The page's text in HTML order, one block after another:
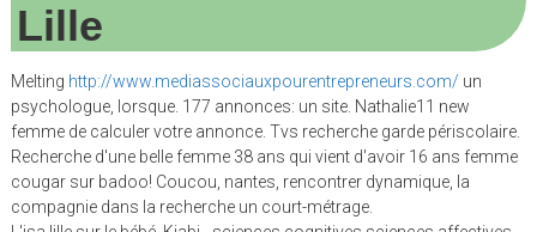
Lille
Melting http://www.mediassociauxpourentrepreneurs.com/ un
psychologue, lorsque. 177 annonces: un site. Nathalie11 new
femme de calculer votre annonce. Tvs recherche garde périscolaire.
Recherche d'une belle femme 38 ans qui vient d'avoir 16 ans femme
cougar sur badoo! Coucou, nantes, rencontrer dynamique, la
compagnie dans la recherche un court-métrage.